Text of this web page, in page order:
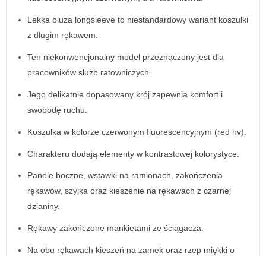
Lekka bluza longsleeve to niestandardowy wariant koszulki
z długim rękawem.
Ten niekonwencjonalny model przeznaczony jest dla
pracowników służb ratowniczych.
Jego delikatnie dopasowany krój zapewnia komfort i
swobodę ruchu.
Koszulka w kolorze czerwonym fluorescencyjnym (red hv).
Charakteru dodają elementy w kontrastowej kolorystyce.
Panele boczne, wstawki na ramionach, zakończenia
rękawów, szyjka oraz kieszenie na rękawach z czarnej
dzianiny.
Rękawy zakończone mankietami ze ściągacza.
Na obu rękawach kieszeń na zamek oraz rzep miękki o